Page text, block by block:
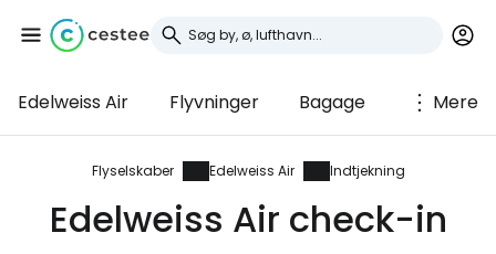
Edelweiss Air Flyvninger Bagage Mere
Flyselskaber Edelweiss Air Indtjekning
Edelweiss Air check-in
Log ind på Cestee
... det verdensomspændende
rejsefællesskab